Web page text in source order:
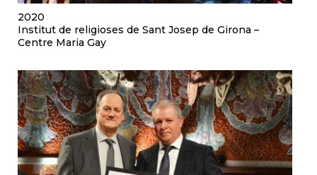
2020
Institut de religioses de Sant Josep de Girona –
Centre Maria Gay